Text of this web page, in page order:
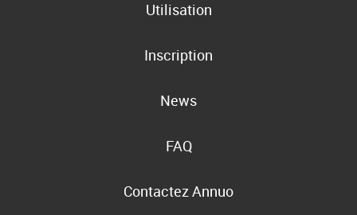
Utilisation
Inscription
News
FAQ
Contactez Annuo